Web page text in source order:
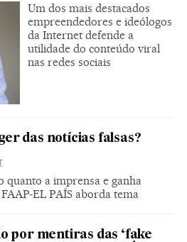
Um dos mais destacados
empreendedores e ideólogos
da Internet defende a
utilidade do conteúdo viral
nas redes sociais
das notícias falsas?
quanto a imprensa e ganha
EL PAÍS aborda tema
por mentiras das ‘fake